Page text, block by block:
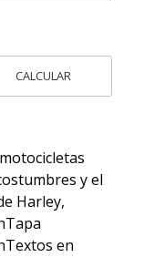
CALCULAR
y el
Harley,
en